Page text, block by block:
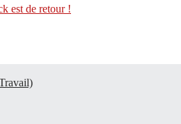
est de retour !